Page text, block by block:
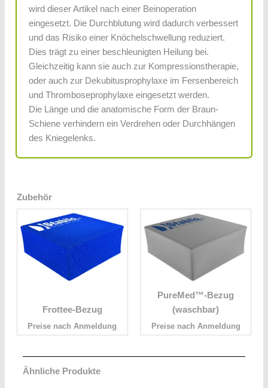
wird dieser Artikel nach einer Beinoperation
eingesetzt. Die Durchblutung wird dadurch verbessert
und das Risiko einer Knöchelschwellung reduziert.
Dies trägt zu einer beschleunigten Heilung bei.
Gleichzeitig kann sie auch zur Kompressionstherapie,
oder auch zur Dekubitusprophylaxe im Fersenbereich
und Thromboseprophylaxe eingesetzt werden.
Die Länge und die anatomische Form der Braun-
Schiene verhindern ein Verdrehen oder Durchhängen
des Kniegelenks.
Zubehör
Frottee-Bezug
Preise nach Anmeldung
PureMed™-Bezug
(waschbar)
Preise nach Anmeldung
Ähnliche Produkte